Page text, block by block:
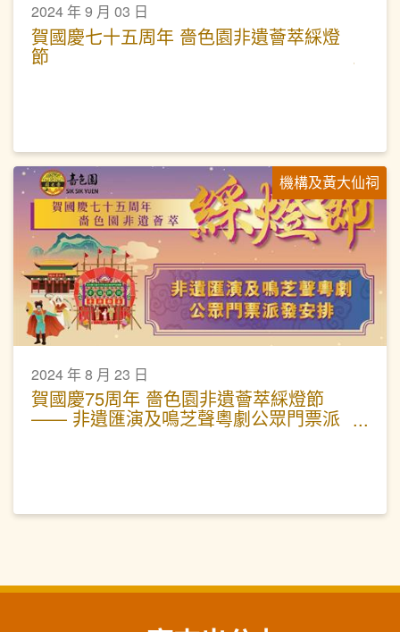
2024 年 9 月 03 日
賀國慶七十五周年 嗇色園非遺薈萃綵燈
節
機構及黃大仙祠
2024 年 8 月 23 日
賀國慶75周年 嗇色園非遺薈萃綵燈節
—— 非遺匯演及鳴芝聲粵劇公眾門票派